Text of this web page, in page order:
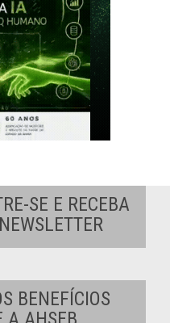
SE E RECEBA
BENEFÍCIOS